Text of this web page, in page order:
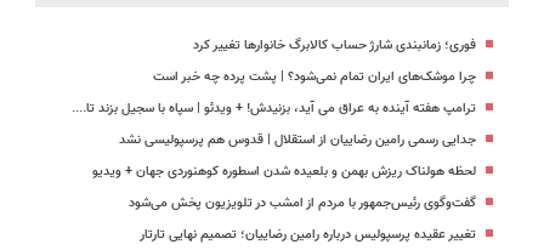
فوری؛ زمانبندی‌ شارژ حساب کالابرگ خانوارها تغییر کرد
چرا موشک‌های ایران تمام نمی‌شود؟ | پشت پرده چه خبر است
ترامپ هفته آینده به عراق می آید، بزنیدش! + ویدئو | سپاه با سجیل بزند تا....
جدایی رسمی رامین رضاییان از استقلال | قدوس هم پرسپولیسی نشد
لحظه هولناک ریزش بهمن و بلعیده شدن اسطوره کوهنوردی جهان + ویدیو
گفت‌وگوی رئیس‌جمهور با مردم از امشب در تلویزیون پخش می‌شود
تغییر عقیده پرسپولیس درباره رامین رضاییان؛ تصمیم نهایی تارتار